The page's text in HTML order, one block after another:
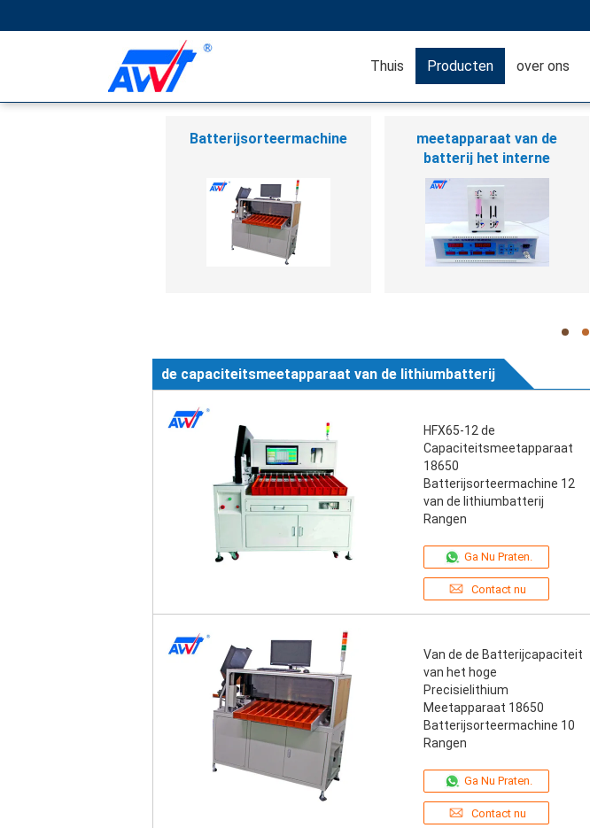
Thuis Producten over ons
Batterijsorteermachine
meetapparaat van de
batterij het interne
weerstand
hd hd
de capaciteitsmeetapparaat van de lithiumbatterij
HFX65-12 de
Capaciteitsmeetapparaat
18650
Batterijsorteermachine 12
van de lithiumbatterij
Rangen
Ga Nu Praten.
Contact nu
Van de de Batterijcapaciteit
van het hoge
Precisielithium
Meetapparaat 18650
Batterijsorteermachine 10
Rangen
Ga Nu Praten.
Contact nu